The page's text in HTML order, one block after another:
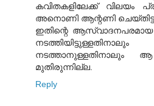
കവിതകളിലേക്ക് വിലയം
അനൊണി ആന്റണി
ഇതിന്റെ ആസ്വാദനപരമായ
മുതിരുന്നില്ല.
Reply